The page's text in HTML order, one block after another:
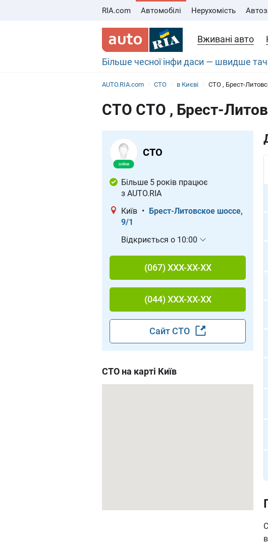
RIA.com Автомобілі Нерухомість
Вживані авто
Більше чесної інфи даси — швидше
AUTO.RIA.com СТО в Києві СТО , Брест-
СТО СТО , Брест-
СТО
Більше 5 років працює
з AUTO.RIA
Київ • Брест-Литовское шоссе,
9/1
Відкриється о 10:00
(067) XXX-XX-XX
(044) XXX-XX-XX
Сайт СТО
СТО на карті Київ